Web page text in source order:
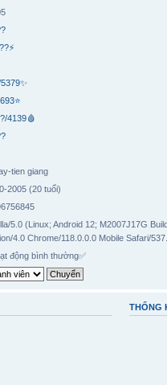
4139🩸
tien giang
2005 (20 tuổi)
5.0 (Linux; Android 12; M2007J17G
4.0 Chrome/118.0.0.0 Mobile Safari/
động bình thường✅
THỐNG